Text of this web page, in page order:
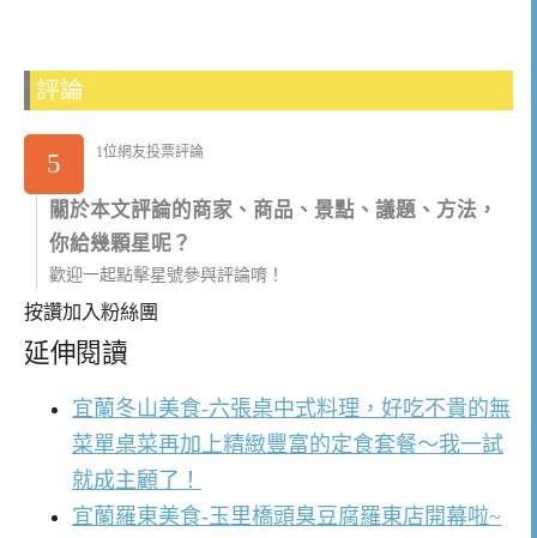
評論
5 1位網友投票評論
關於本文評論的商家、商品、景點、議題、方法，
你給幾顆星呢？
歡迎一起點擊星號參與評論唷！
按讚加入粉絲團
延伸閱讀
宜蘭冬山美食-六張桌中式料理，好吃不貴的無
菜單桌菜再加上精緻豐富的定食套餐～我一試
就成主顧了！
宜蘭羅東美食-玉里橋頭臭豆腐羅東店開幕啦~